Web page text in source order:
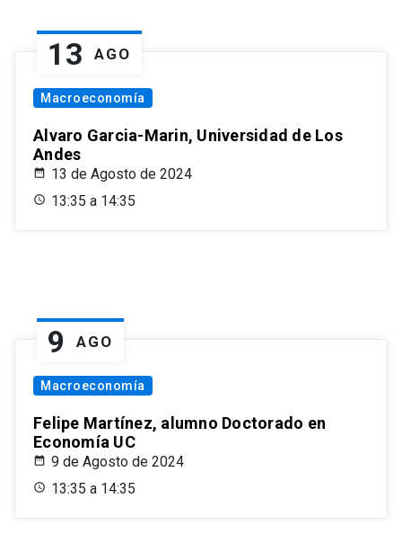
13 AGO
Macroeconomía
Alvaro Garcia-Marin, Universidad de Los
Andes
13 de Agosto de 2024
13:35 a 14:35
9 AGO
Macroeconomía
Felipe Martínez, alumno Doctorado en
Economía UC
9 de Agosto de 2024
13:35 a 14:35